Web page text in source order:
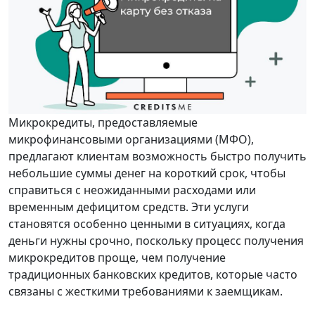
Микрокредиты, предоставляемые
микрофинансовыми организациями (МФО),
предлагают клиентам возможность быстро получить
небольшие суммы денег на короткий срок, чтобы
справиться с неожиданными расходами или
временным дефицитом средств. Эти услуги
становятся особенно ценными в ситуациях, когда
деньги нужны срочно, поскольку процесс получения
микрокредитов проще, чем получение
традиционных банковских кредитов, которые часто
связаны с жесткими требованиями к заемщикам.